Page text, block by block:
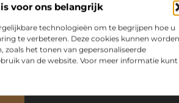
voor ons belangrijk
technologieën om te begrijpen hoe u
te verbeteren. Deze cookies kunnen worden
zoals het tonen van gepersonaliseerde
van de website. Voor meer informatie kunt
je een
Dan is